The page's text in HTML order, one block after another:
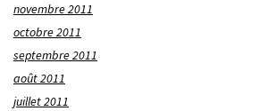
novembre 2011
octobre 2011
septembre 2011
août 2011
juillet 2011